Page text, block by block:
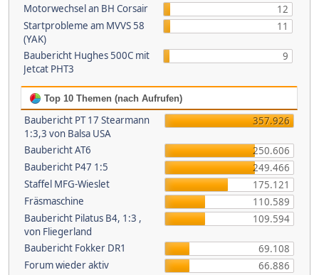
Motorwechsel an BH Corsair
12
Startprobleme am MVVS 58
(YAK)
11
Baubericht Hughes 500C mit
Jetcat PHT3
9
Top 10 Themen (nach Aufrufen)
Baubericht PT 17 Stearmann
1:3,3 von Balsa USA
357.926
Baubericht AT6
250.606
Baubericht P47 1:5
249.466
Staffel MFG-Wieslet
175.121
Fräsmaschine
110.589
Baubericht Pilatus B4, 1:3 ,
von Fliegerland
109.594
Baubericht Fokker DR1
69.108
Forum wieder aktiv
66.886